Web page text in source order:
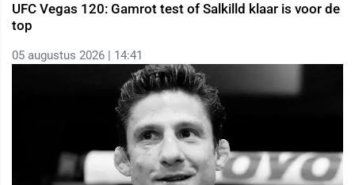
UFC Vegas 120: Gamrot test of Salkilld klaar is voor de
top
05 augustus 2026 | 14:41